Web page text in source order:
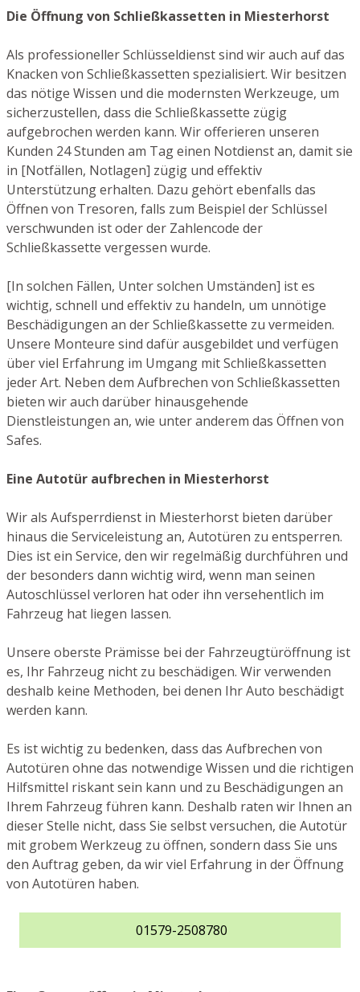
Die Öffnung von Schließkassetten in Miesterhorst
Als professioneller Schlüsseldienst sind wir auch auf das
Knacken von Schließkassetten spezialisiert. Wir besitzen
das nötige Wissen und die modernsten Werkzeuge, um
sicherzustellen, dass die Schließkassette zügig
aufgebrochen werden kann. Wir offerieren unseren
Kunden 24 Stunden am Tag einen Notdienst an, damit sie
in [Notfällen, Notlagen] zügig und effektiv
Unterstützung erhalten. Dazu gehört ebenfalls das
Öffnen von Tresoren, falls zum Beispiel der Schlüssel
verschwunden ist oder der Zahlencode der
Schließkassette vergessen wurde.
[In solchen Fällen, Unter solchen Umständen] ist es
wichtig, schnell und effektiv zu handeln, um unnötige
Beschädigungen an der Schließkassette zu vermeiden.
Unsere Monteure sind dafür ausgebildet und verfügen
über viel Erfahrung im Umgang mit Schließkassetten
jeder Art. Neben dem Aufbrechen von Schließkassetten
bieten wir auch darüber hinausgehende
Dienstleistungen an, wie unter anderem das Öffnen von
Safes.
Eine Autotür aufbrechen in Miesterhorst
Wir als Aufsperrdienst in Miesterhorst bieten darüber
hinaus die Serviceleistung an, Autotüren zu entsperren.
Dies ist ein Service, den wir regelmäßig durchführen und
der besonders dann wichtig wird, wenn man seinen
Autoschlüssel verloren hat oder ihn versehentlich im
Fahrzeug hat liegen lassen.
Unsere oberste Prämisse bei der Fahrzeugtüröffnung ist
es, Ihr Fahrzeug nicht zu beschädigen. Wir verwenden
deshalb keine Methoden, bei denen Ihr Auto beschädigt
werden kann.
Es ist wichtig zu bedenken, dass das Aufbrechen von
Autotüren ohne das notwendige Wissen und die richtigen
Hilfsmittel riskant sein kann und zu Beschädigungen an
Ihrem Fahrzeug führen kann. Deshalb raten wir Ihnen an
dieser Stelle nicht, dass Sie selbst versuchen, die Autotür
mit grobem Werkzeug zu öffnen, sondern dass Sie uns
den Auftrag geben, da wir viel Erfahrung in der Öffnung
von Autotüren haben.
01579-2508780